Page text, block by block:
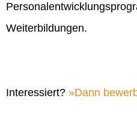
Weiterbildungen.
Interessiert? Dann